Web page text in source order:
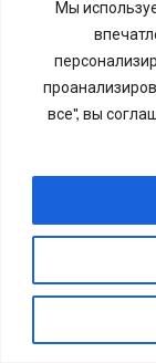
Мы
все", вы
местного
на
бюджета с
— Верхний
состоянию на
за
том числе
по